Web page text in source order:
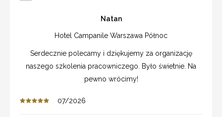
Natan
Hotel Campanile Warszawa Północ
Serdecznie polecamy i dziękujemy za organizację
naszego szkolenia pracowniczego. Było świetnie. Na
pewno wrócimy!
07/2026